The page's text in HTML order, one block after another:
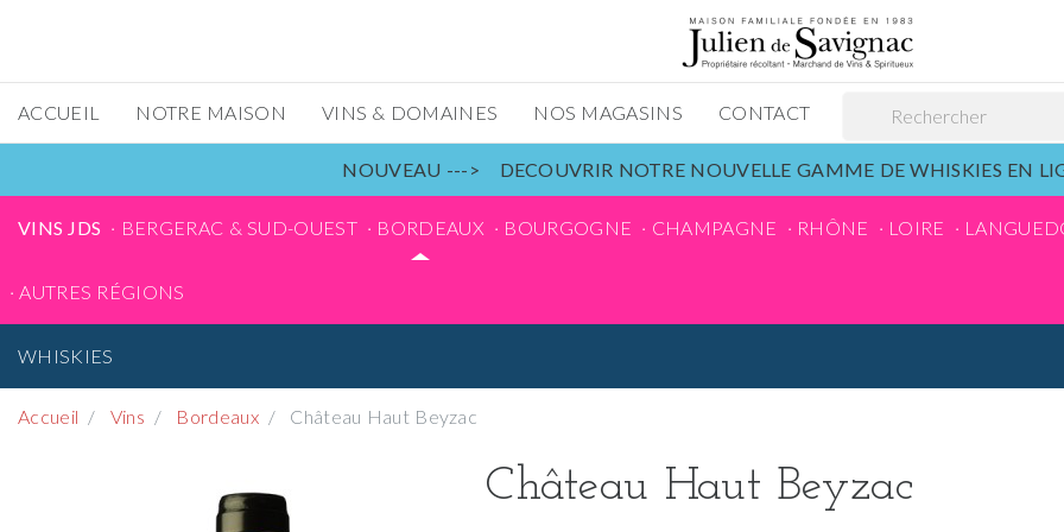
ACCUEIL NOTRE MAISON VINS & DOMAINES NOS MAGASINS CONTACT
NOUVEAU ---> DECOUVRIR NOTRE NOUVELLE GAMME DE WHISKIES EN
VINS JDS BERGERAC & SUD-OUEST BORDEAUX BOURGOGNE CHAMPAGNE RHÔNE LOIRE
AUTRES RÉGIONS
WHISKIES
Accueil Vins Bordeaux Château Haut Beyzac
Château Haut Beyzac